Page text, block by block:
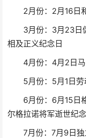
2月份：2月16日
3月份：3月23日
相及正义纪念日
4月份：4月2日
5月份：5月1日
6月份：6月15日
尔格拉诺将军逝世纪
7月份：7月9日